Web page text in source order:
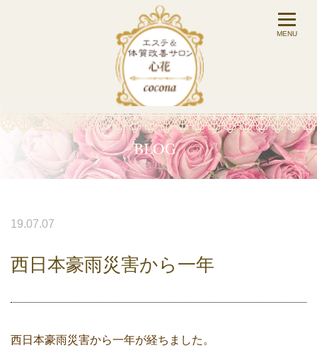
19.07.07
西日本豪雨災害から一年
西日本豪雨災害から一年が経ちました。